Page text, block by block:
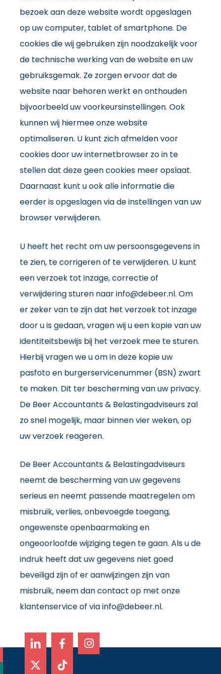
bezoek aan deze website wordt opgeslagen
op uw computer, tablet of smartphone. De
cookies die wij gebruiken zijn noodzakelijk voor
de technische werking van de website en uw
gebruiksgemak. Ze zorgen ervoor dat de
website naar behoren werkt en onthouden
bijvoorbeeld uw voorkeursinstellingen. Ook
kunnen wij hiermee onze website
optimaliseren. U kunt zich afmelden voor
cookies door uw internetbrowser zo in te
stellen dat deze geen cookies meer opslaat.
Daarnaast kunt u ook alle informatie die
eerder is opgeslagen via de instellingen van uw
browser verwijderen.
U heeft het recht om uw persoonsgegevens in
te zien, te corrigeren of te verwijderen. U kunt
een verzoek tot inzage, correctie of
verwijdering sturen naar info@debeer.nl. Om
er zeker van te zijn dat het verzoek tot inzage
door u is gedaan, vragen wij u een kopie van uw
identiteitsbewijs bij het verzoek mee te sturen.
Hierbij vragen we u om in deze kopie uw
pasfoto en burgerservicenummer (BSN) zwart
te maken. Dit ter bescherming van uw privacy.
De Beer Accountants & Belastingadviseurs zal
zo snel mogelijk, maar binnen vier weken, op
uw verzoek reageren.
De Beer Accountants & Belastingadviseurs
neemt de bescherming van uw gegevens
serieus en neemt passende maatregelen om
misbruik, verlies, onbevoegde toegang,
ongewenste openbaarmaking en
ongeoorloofde wijziging tegen te gaan. Als u de
indruk heeft dat uw gegevens niet goed
beveiligd zijn of er aanwijzingen zijn van
misbruik, neem dan contact op met onze
klantenservice of via info@debeer.nl.
n
s
-
t
w
i
i
k
t
o